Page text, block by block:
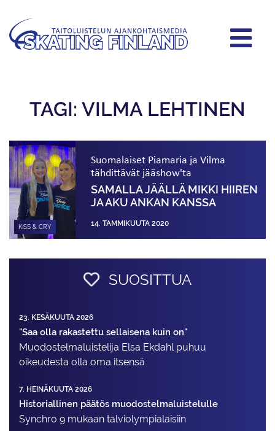
TAGI: VILMA LEHTINEN
KISS & CRY
Suomalaiset Piamaria ja Vilma
tähdittävät jääshow'ta
SAMALLA JÄÄLLÄ MIKKI HIIREN
JA AKU ANKAN KANSSA
14. TAMMIKUUTA 2020
SUOSITTUA
23. KESÄKUUTA 2026
"Saa olla rakastettu sellaisena kuin on"
Muodostelma­luistelija Elsa Ekdahl puhuu
oikeudesta olla oma itsensä
7. HEINÄKUUTA 2026
Historiallinen päätös muodostelmaluistelulle
Synchro 9 mukaan talviolympialaisiin